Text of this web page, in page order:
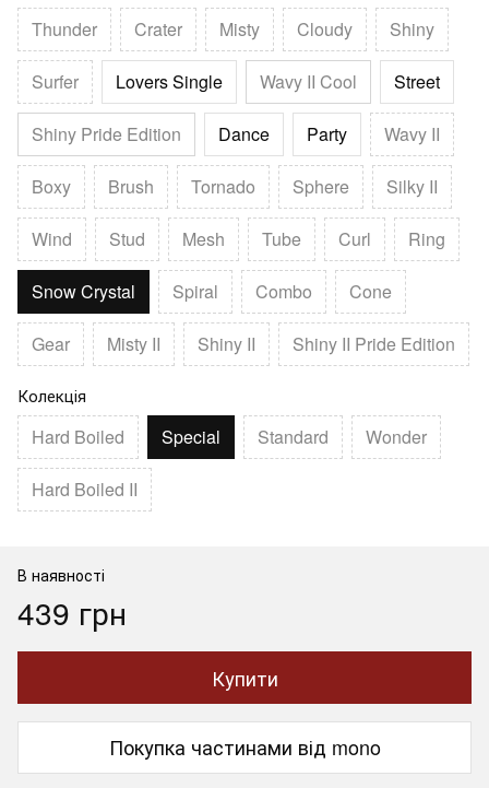
Thunder Crater Misty Cloudy Shiny
Surfer Lovers Single Wavy II Cool Street
Shiny Pride Edition Dance Party Wavy II
Boxy Brush Tornado Sphere Silky II
Wind Stud Mesh Tube Curl Ring
Snow Crystal Spiral Combo Cone
Gear Misty II Shiny II Shiny II Pride Edition
Колекція
Hard Boiled Special Standard Wonder
Hard Boiled II
В наявності
439 грн
Купити
Покупка частинами від mono